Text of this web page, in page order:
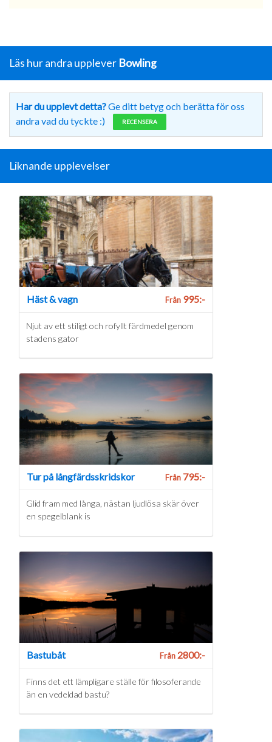
Läs hur andra upplever Bowling
Har du upplevt detta?Ge ditt betyg och berätta för oss
andra vad du tyckte :)
RECENSERA
Liknande upplevelser
Häst & vagn Från995:-
Njut av ett stiligt och rofyllt färdmedel genom
stadens gator
Tur på långfärdsskridskor Från795:-
Glid fram med långa, nästan ljudlösa skär över
en spegelblank is
Bastubåt Från2800:-
Finns det ett lämpligare ställe för filosoferande
än en vedeldad bastu?